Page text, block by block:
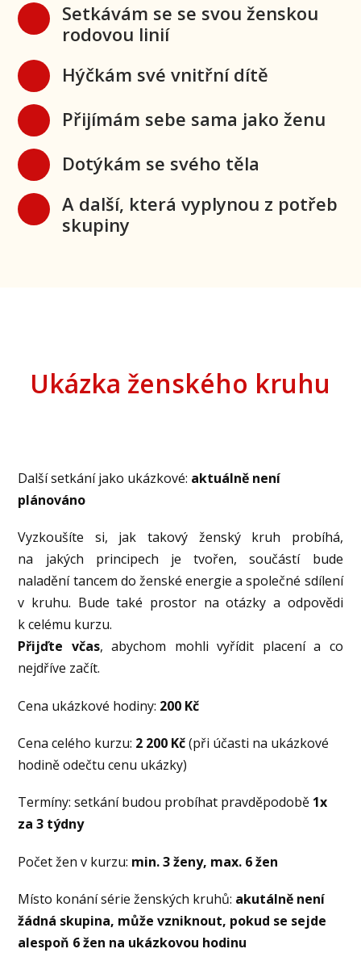
Setkávám se se svou ženskou
rodovou linií
Hýčkám své vnitřní dítě
Přijímám sebe sama jako ženu
Dotýkám se svého těla
A další, která vyplynou z potřeb
skupiny
Ukázka ženského kruhu
Další setkání jako ukázkové: aktuálně není
plánováno
Vyzkoušíte si, jak takový ženský kruh probíhá,
na jakých principech je tvořen, součástí bude
naladění tancem do ženské energie a společné sdílení
v kruhu. Bude také prostor na otázky a odpovědi
k celému kurzu.
Přijďte včas, abychom mohli vyřídit placení a co
nejdříve začít.
Cena ukázkové hodiny: 200 Kč
Cena celého kurzu: 2 200 Kč(při účasti na ukázkové
hodině odečtu cenu ukázky)
Termíny: setkání budou probíhat pravděpodobě 1x
za 3 týdny
Počet žen v kurzu: min. 3 ženy, max. 6 žen
Místo konání série ženských kruhů: akutálně není
žádná skupina, může vzniknout, pokud se sejde
alespoň 6 žen na ukázkovou hodinu